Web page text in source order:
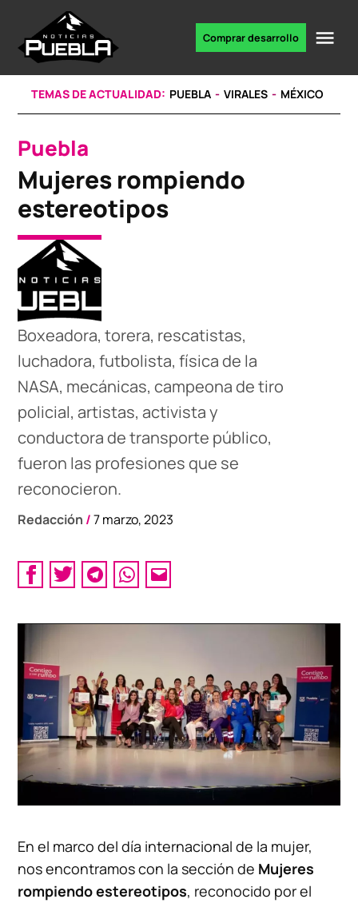
content
noticias
Comprar desarrollo
TEMAS DE ACTUALIDAD: PUEBLA VIRALES MÉXICO
POSTED
IN
Puebla
Mujeres rompiendo
estereotipos
Boxeadora, torera, rescatistas,
luchadora, futbolista, física de la
NASA, mecánicas, campeona de tiro
policial, artistas, activista y
conductora de transporte público,
fueron las profesiones que se
reconocieron.
Redacción / 7 marzo, 2023
En el marco del día internacional de la mujer,
nos encontramos con la sección de Mujeres
rompiendo estereotipos, reconocido por el